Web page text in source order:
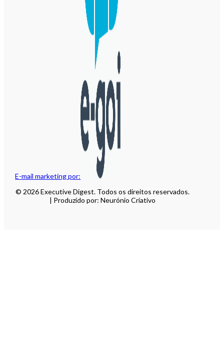
E-mail marketing por:
© 2026 Executive Digest. Todos os direitos reservados.
| Produzido por: Neurónio Criativo